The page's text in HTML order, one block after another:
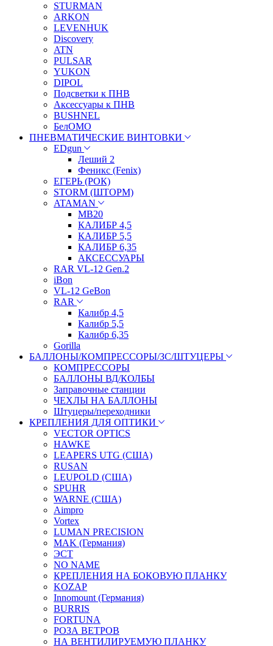
STURMAN
ARKON
LEVENHUK
Discovery
ATN
PULSAR
YUKON
DIPOL
Подсветки к ПНВ
Аксессуары к ПНВ
BUSHNEL
БелОМО
ПНЕВМАТИЧЕСКИЕ ВИНТОВКИ
EDgun
Леший 2
Феникс (Fenix)
ЕГЕРЬ (РОК)
STORM (ШТОРМ)
ATAMAN
МВ20
КАЛИБР 4,5
КАЛИБР 5,5
КАЛИБР 6,35
АКСЕССУАРЫ
RAR VL-12 Gen.2
iBon
VL-12 GeBon
RAR
Калибр 4,5
Калибр 5,5
Калибр 6,35
Gorilla
БАЛЛОНЫ/КОМПРЕССОРЫ/ЗС/ШТУЦЕРЫ
КОМПРЕССОРЫ
БАЛЛОНЫ ВД/КОЛБЫ
Заправочные станции
ЧЕХЛЫ НА БАЛЛОНЫ
Штуцеры/переходники
КРЕПЛЕНИЯ ДЛЯ ОПТИКИ
VECTOR OPTICS
HAWKE
LEAPERS UTG (США)
RUSAN
LEUPOLD (США)
SPUHR
WARNE (США)
Aimpro
Vortex
LUMAN PRECISION
MAK (Германия)
ЭСТ
NO NAME
КРЕПЛЕНИЯ НА БОКОВУЮ ПЛАНКУ
KOZAP
Innomount (Германия)
BURRIS
FORTUNA
РОЗА ВЕТРОВ
НА ВЕНТИЛИРУЕМУЮ ПЛАНКУ